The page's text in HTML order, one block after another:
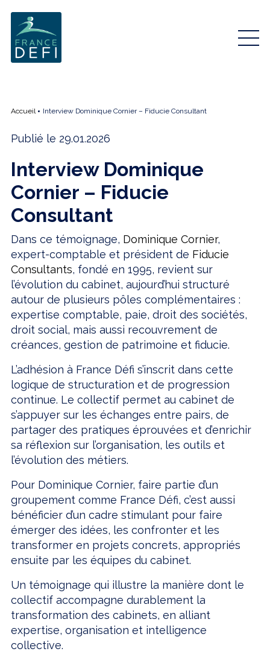
Accueil Interview Dominique Cornier – Fiducie Consultant
Publié le 29.01.2026
Interview Dominique
Cornier – Fiducie
Consultant
Dans ce témoignage, Dominique Cornier,
expert-comptable et président de Fiducie
Consultants, fondé en 1995, revient sur
l’évolution du cabinet, aujourd’hui structuré
autour de plusieurs pôles complémentaires :
expertise comptable, paie, droit des sociétés,
droit social, mais aussi recouvrement de
créances, gestion de patrimoine et fiducie.
L’adhésion à France Défi s’inscrit dans cette
logique de structuration et de progression
continue. Le collectif permet au cabinet de
s’appuyer sur les échanges entre pairs, de
partager des pratiques éprouvées et d’enrichir
sa réflexion sur l’organisation, les outils et
l’évolution des métiers.
Pour Dominique Cornier, faire partie d’un
groupement comme France Défi, c’est aussi
bénéficier d’un cadre stimulant pour faire
émerger des idées, les confronter et les
transformer en projets concrets, appropriés
ensuite par les équipes du cabinet.
Un témoignage qui illustre la manière dont le
collectif accompagne durablement la
transformation des cabinets, en alliant
expertise, organisation et intelligence
collective.